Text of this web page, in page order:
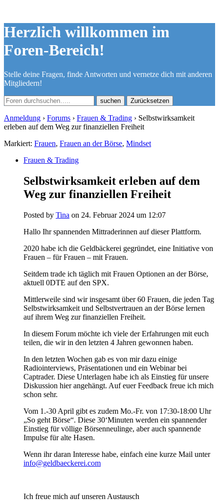
Herzlich willkommen im
Foren-Bereich!
Stelle deine Fragen, finde Antworten und vernetze dich mit anderen
Mitgliedern!
Zurücksetzen
Anmeldung › Forums › Frauen & Trading › Selbstwirksamkeit
erleben auf dem Weg zur finanziellen Freiheit
Markiert: Frauen, Frauen an der Börse, Mindset
Frauen & Trading
Selbstwirksamkeit erleben auf dem
Weg zur finanziellen Freiheit
Posted by Tina on 24. Februar 2024 um 12:07
Hallo Ihr spannenden Mittraderinnen auf dieser Plattform.
2020 habe ich die Geldbäckerei gegründet, eine Initiative von
Frauen – für Frauen – mit Frauen.
Seitdem trade ich täglich mit Frauen Optionen an der Börse,
aktuell 0DTE auf den SPX.
Mittlerweile sind wir insgesamt über 60 Frauen, die jeden Tag
Selbstwirksamkeit und Selbstvertrauen an der Börse lernen
auf ihrem Weg zur finanziellen Freiheit.
In diesem Forum möchte ich viele der Erfahrungen mit euch
teilen, die wir in den letzten 4 Jahren gewonnen haben.
In den letzten Wochen gab es von mir dazu einige
Radiointerviews, Präsentationen und ein Webinar bei
Captrader. Diese Unterlagen habe ich als Einstieg für unsere
Diskussion hier angehängt. Auf euer Feedback freue ich mich
schon sehr.
Vom 1.-30 April gibt es zudem Mo.-Fr. von 17:30-18:00 Uhr
„So geht Börse“. Diese 30‘Minuten werden ein spannender
Einstieg für völlige Börsenneulinge, aber auch spannende
Impulse für alte Hasen.
Wenn ihr daran Interesse habe, einfach eine kurze Mail unter
info@geldbaeckerei.com
Ich freue mich auf unseren Austausch